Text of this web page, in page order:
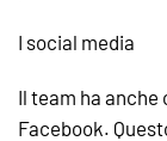
I social media
Il team ha anche
Facebook.